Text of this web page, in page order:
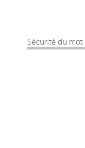
Sécurité du mot